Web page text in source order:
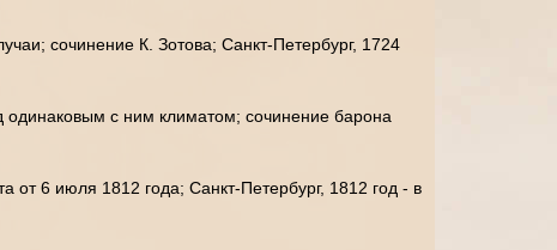
сочинение К. Зотова; Санкт-Петербург, 1724
одинаковым с ним климатом; сочинение барона
от 6 июля 1812 года; Санкт-Петербург, 1812 год - в